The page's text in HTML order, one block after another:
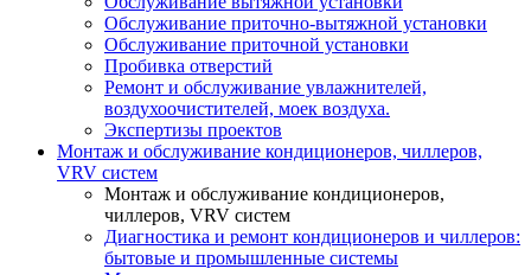
Обслуживание приточно-вытяжной установки
Обслуживание приточной установки
Пробивка отверстий
Ремонт и обслуживание увлажнителей,
воздухоочистителей, моек воздуха.
Экспертизы проектов
Монтаж и обслуживание кондиционеров, чиллеров,
VRV систем
Монтаж и обслуживание кондиционеров,
чиллеров, VRV систем
Диагностика и ремонт кондиционеров и чиллеров:
бытовые и промышленные системы